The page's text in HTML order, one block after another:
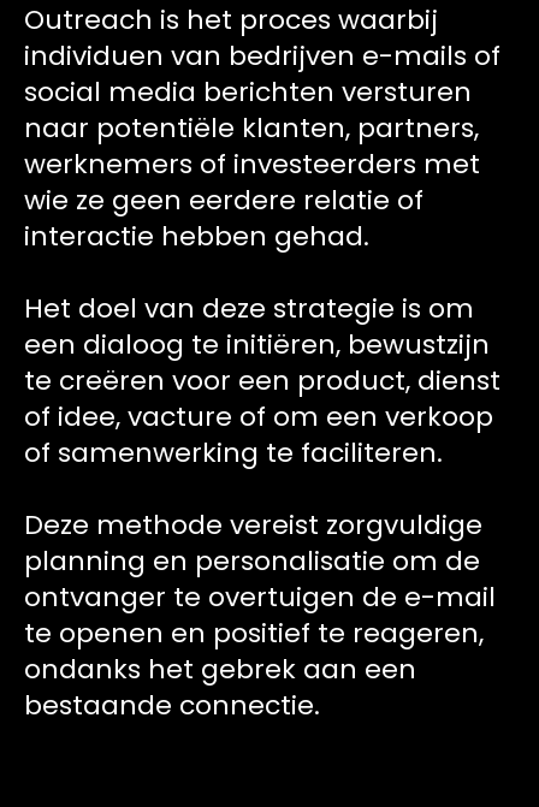
Outreach is het proces waarbij
individuen van bedrijven e-mails of
social media berichten versturen
naar potentiële klanten, partners,
werknemers of investeerders met
wie ze geen eerdere relatie of
interactie hebben gehad.
Het doel van deze strategie is om
een dialoog te initiëren, bewustzijn
te creëren voor een product, dienst
of idee, vacture of om een verkoop
of samenwerking te faciliteren.
Deze methode vereist zorgvuldige
planning en personalisatie om de
ontvanger te overtuigen de e-mail
te openen en positief te reageren,
ondanks het gebrek aan een
bestaande connectie.